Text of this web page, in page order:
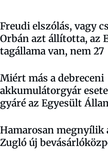
Freudi elszólás, vagy
Orbán azt állította, az
tagállama van, nem 27
Miért más a debreceni
akkumulátorgyár
gyáré az Egyesült
Hamarosan megnyílik
Zugló új